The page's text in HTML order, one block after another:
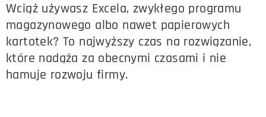
Wciąż używasz Excela, zwykłego programu
magazynowego albo nawet papierowych
kartotek?To najwyższy czas na rozwiązanie,
które nadąża za obecnymi czasami i nie
hamuje rozwoju firmy.